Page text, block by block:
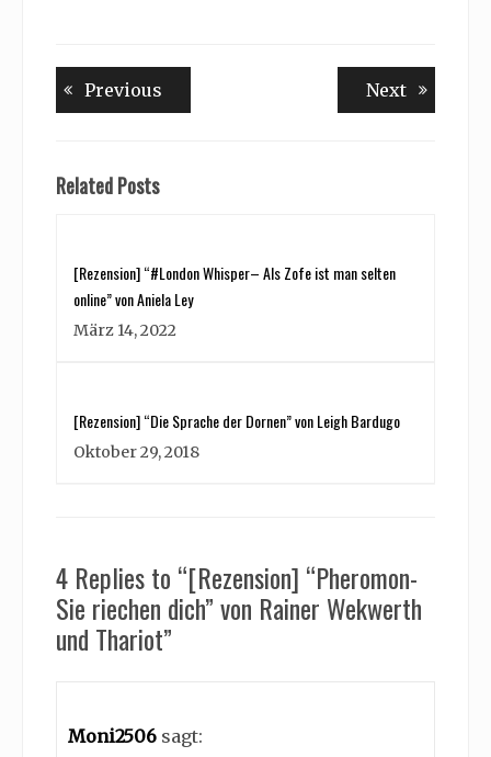
Beitragsnavigation
Previous NextNext
Related Posts
[Rezension] “#London Whisper– Als Zofe ist man selten
online” von Aniela Ley
März 14, 2022
[Rezension] “Die Sprache der Dornen” von Leigh Bardugo
Oktober 29, 2018
4 Replies to “[Rezension] “Pheromon-
Sie riechen dich” von Rainer Wekwerth
und Thariot”
Moni2506 sagt: